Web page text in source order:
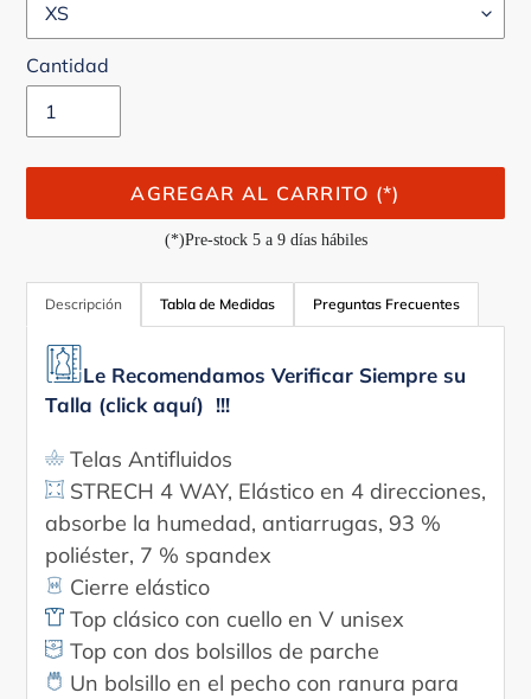
Cantidad
AGREGAR AL CARRITO (*)
(*)Pre-stock 5 a 9 días hábiles
Agregando
Descripción Tabla de Medidas Preguntas Frecuentes
Le Recomendamos Verificar Siempre su
Talla (click aquí) !!!
Telas Antifluidos
STRECH 4 WAY, Elástico en 4 direcciones,
absorbe la humedad, antiarrugas, 93 %
poliéster, 7 % spandex
Cierre elástico
Top clásico con cuello en V unisex
Top con dos bolsillos de parche
Un bolsillo en el pecho con ranura para